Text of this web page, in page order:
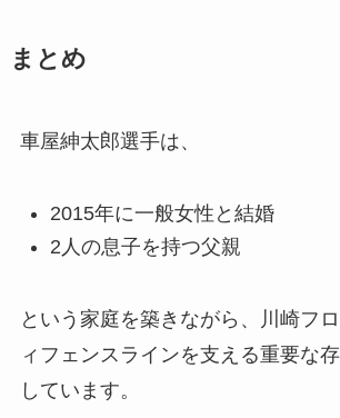
まとめ
車屋紳太郎選手は、
2015年に一般女性と結婚
2人の息子を持つ父親
という家庭を築きながら、川崎フ
ィフェンスラインを支える重要な
しています。